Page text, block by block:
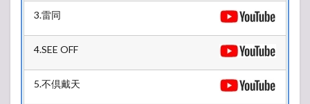
3.雷同
4.SEE OFF
5.不倶戴天